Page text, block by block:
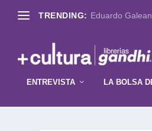
TRENDING: Eduardo
ENTREVISTA LA BOLSA